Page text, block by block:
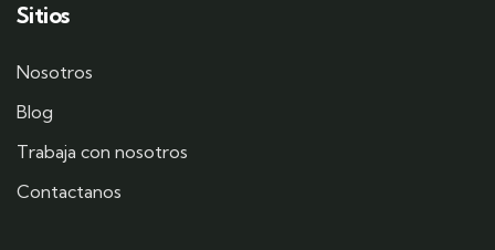
Sitios
Nosotros
Blog
Trabaja con nosotros
Contactanos